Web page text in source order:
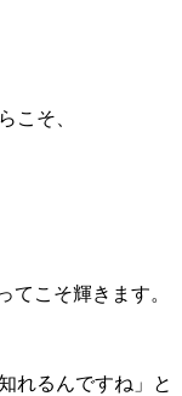
こそ、
てこそ輝きます。
れるんですね」と